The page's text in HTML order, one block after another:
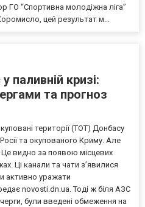
ГО “Спортивна молодіжна ліга”
цей результат м...
паливній кризі:
та прогноз
території (ТОТ) Донбасу
та окупованого Криму. Але
видно за появою місцевих
Ці канали та чати з’явилися
активно уражати
novosti.dn.ua. Тоді ж біля АЗС
були введені обмеження на